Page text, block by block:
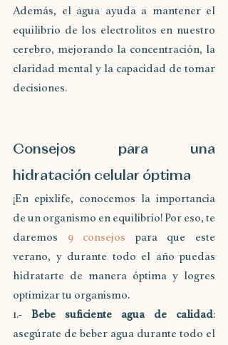
Además, el agua ayuda a mantener el
equilibrio de los electrolitos en nuestro
cerebro, mejorando la concentración, la
claridad mental y la capacidad de tomar
decisiones.
Consejos para una
hidratación celular óptima
¡En epixlife, conocemos la importancia
de un organismo en equilibrio! Por eso, te
daremos 9 consejos para que este
verano, y durante todo el año puedas
hidratarte de manera óptima y logres
optimizar tu organismo.
1.- Bebe suficiente agua de calidad:
asegúrate de beber agua durante todo el